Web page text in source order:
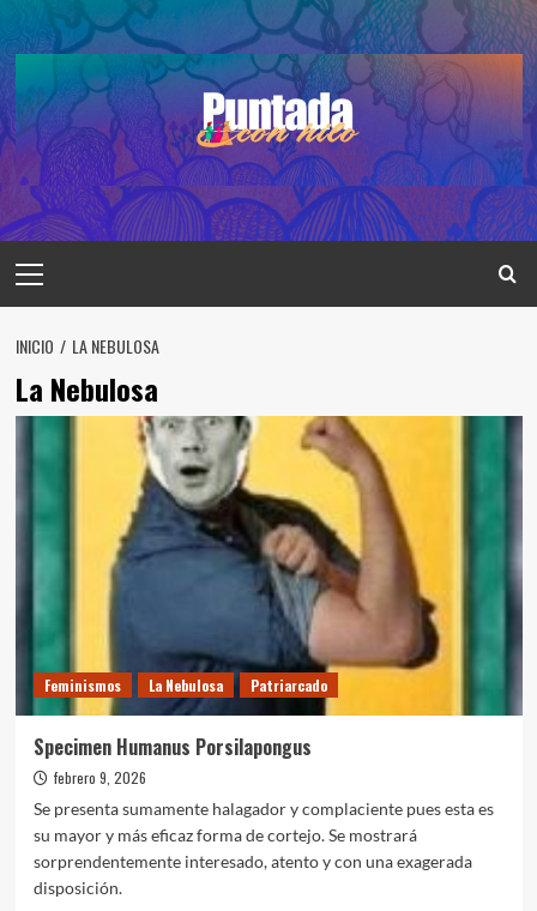
al
contenido
principal
INICIO LA NEBULOSA
La Nebulosa
Feminismos La Nebulosa Patriarcado
Specimen Humanus Porsilapongus
febrero 9, 2026
Se presenta sumamente halagador y complaciente pues esta es
su mayor y más eficaz forma de cortejo. Se mostrará
sorprendentemente interesado, atento y con una exagerada
disposición.